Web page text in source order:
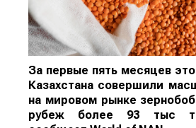
За первые пять месяцев
Казахстана совершили
на мировом рынке
рубеж более 93 тыс